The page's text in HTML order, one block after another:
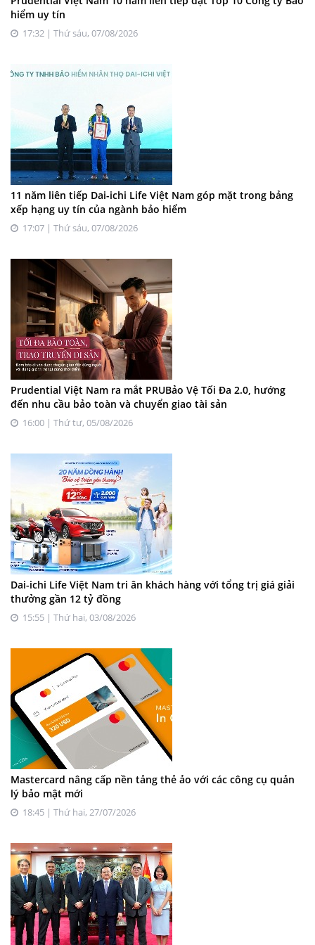
hiểm uy tín
17:32 | Thứ sáu, 07/08/2026
11 năm liên tiếp Dai-ichi Life Việt Nam góp mặt trong bảng
xếp hạng uy tín của ngành bảo hiểm
17:07 | Thứ sáu, 07/08/2026
Prudential Việt Nam ra mắt PRUBảo Vệ Tối Đa 2.0, hướng
đến nhu cầu bảo toàn và chuyển giao tài sản
16:00 | Thứ tư, 05/08/2026
Dai-ichi Life Việt Nam tri ân khách hàng với tổng trị giá giải
thưởng gần 12 tỷ đồng
15:55 | Thứ hai, 03/08/2026
Mastercard nâng cấp nền tảng thẻ ảo với các công cụ quản
lý bảo mật mới
18:45 | Thứ hai, 27/07/2026